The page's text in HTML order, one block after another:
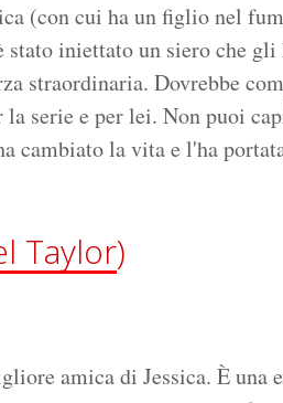
(con cui ha un figlio nel
stato iniettato un siero che gli
straordinaria. Dovrebbe
serie e per lei. Non puoi
cambiato la vita e l'ha
Taylor)
amica di Jessica. È una